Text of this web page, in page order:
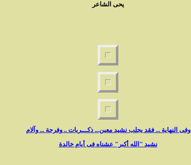
يحى الشاعر
وفى النهاية ... فقد يجلب نشيد معين... ذكـــريات .. وفرحة ... وآلام
نشيد "الله أكبر" عشناه فى أيام خالدة